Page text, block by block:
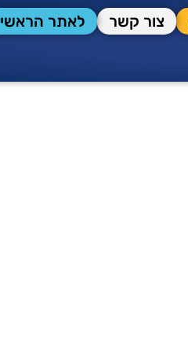
צור קשר לאתר הראשי